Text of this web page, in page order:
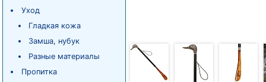
Уход
Гладкая кожа
Замша, нубук
Разные материалы
Пропитка